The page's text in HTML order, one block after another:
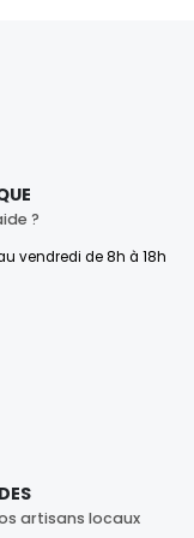
?
vendredi de 8h à 18h
artisans locaux